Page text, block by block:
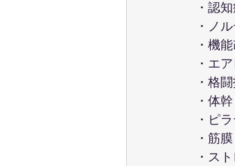
・認
・ノ
・機
・エ
・格
・体
・ピ
・筋
・ス